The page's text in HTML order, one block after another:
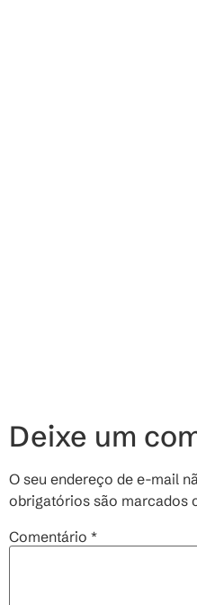
Deixe um
O seu endereço de e-mail
obrigatórios são marcados
Comentário *